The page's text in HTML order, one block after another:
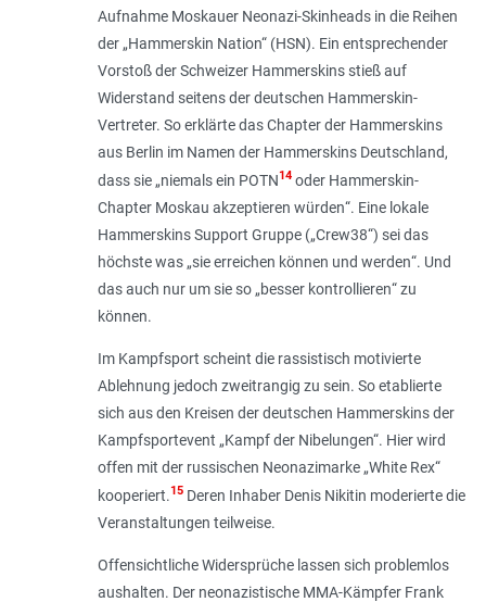
Aufnahme Moskauer Neonazi-Skinheads in die Reihen
der „Hammerskin Nation“ (HSN). Ein entsprechender
Vorstoß der Schweizer Hammerskins stieß auf
Widerstand seitens der deutschen Hammerskin-
Vertreter. So erklärte das Chapter der Hammerskins
aus Berlin im Namen der Hammerskins Deutschland,
dass sie „niemals ein POTN14 oder Hammerskin-
Chapter Moskau akzeptieren würden“. Eine lokale
Hammerskins Support Gruppe („Crew38“) sei das
höchste was „sie erreichen können und werden“. Und
das auch nur um sie so „besser kontrollieren“ zu
können.
Im Kampfsport scheint die rassistisch motivierte
Ablehnung jedoch zweitrangig zu sein. So etablierte
sich aus den Kreisen der deutschen Hammerskins der
Kampfsportevent „Kampf der Nibelungen“. Hier wird
offen mit der russischen Neonazimarke „White Rex“
kooperiert.15Deren Inhaber Denis Nikitin moderierte die
Veranstaltungen teilweise.
Offensichtliche Widersprüche lassen sich problemlos
aushalten. Der neonazistische MMA-Kämpfer Frank